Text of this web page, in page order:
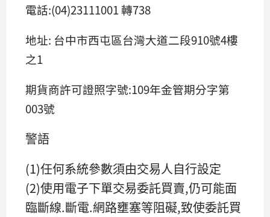
電話:(04)23111001 轉738
地址: 台中市西屯區台灣大道二段910號4樓
之1
期貨商許可證照字號:109年金管期分字第
003號
警語
(1)任何系統參數須由交易人自行設定
(2)使用電子下單交易委託買賣,仍可能面
臨斷線.斷電.網路壅塞等阻礙,致使委託買